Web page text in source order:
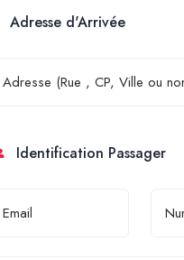
Adresse d'Arrivée
Identification Passager